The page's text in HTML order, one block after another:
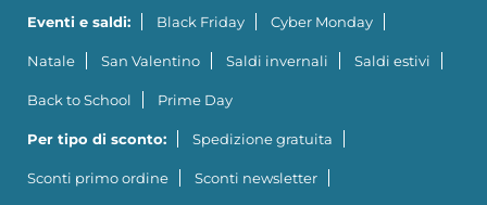
Eventi e saldi: Black Friday Cyber Monday
Natale San Valentino Saldi invernali Saldi estivi
Back to School Prime Day
Per tipo di sconto: Spedizione gratuita
Sconti primo ordine Sconti newsletter